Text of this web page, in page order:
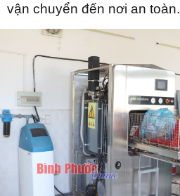
vận chuyển đến nơi an toàn.